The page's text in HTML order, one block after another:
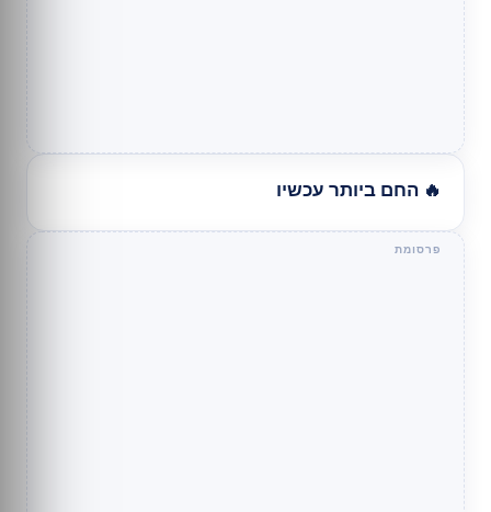
🔥 החם ביותר עכשיו